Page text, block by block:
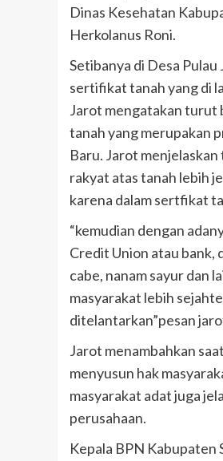
Dinas Kesehatan
Herkolanus Roni.
Setibanya di Desa
sertifikat tanah yang di
Jarot mengatakan turut
tanah yang merupakan
Baru. Jarot
rakyat atas tanah lebih
karena dalam sertfikat
“kemudian dengan
Credit Union atau bank,
cabe, nanam sayur dan
masyarakat lebih
ditelantarkan”pesan
Jarot menambahkan
menyusun hak
masyarakat adat juga
perusahaan.
Kepala BPN Kabupaten